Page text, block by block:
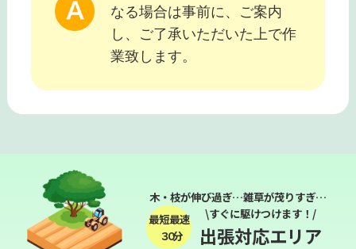
なる場合は事前に、ご案内
し、ご了承いただいた上で作
業致します。
木・枝が伸び過ぎ…雑草が茂りすぎ…
最短最速
３０分
\すぐに駆けつけます！/
出張対応エリア